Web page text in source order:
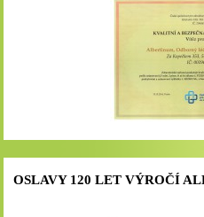
OSLAVY 120 LET VÝROČÍ